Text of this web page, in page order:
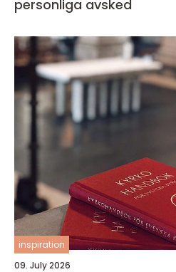
personliga avsked
inspiration
09. July 2026